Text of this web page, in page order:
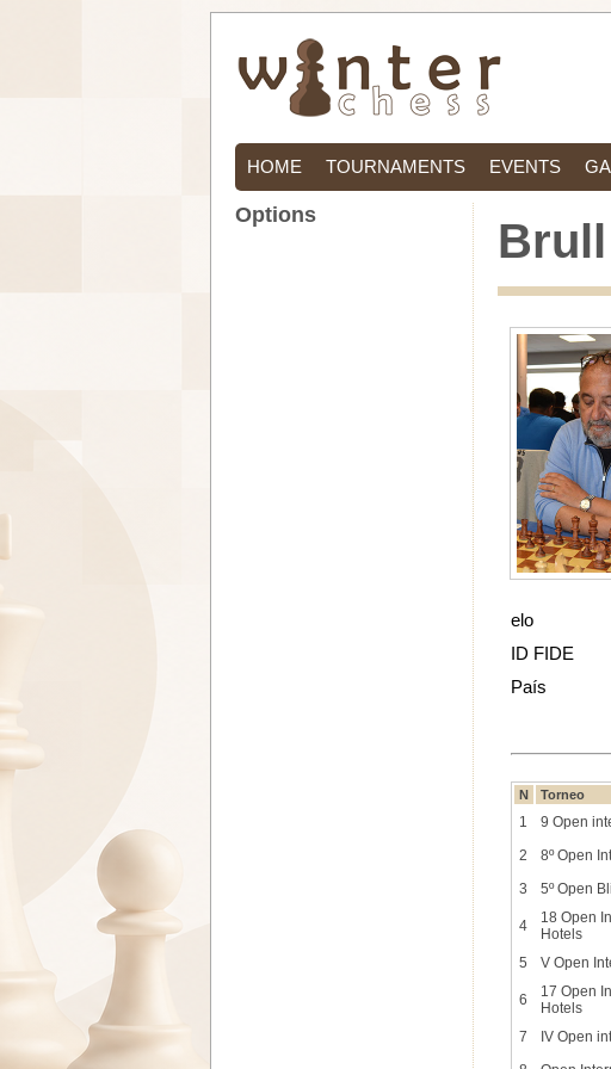
HOME TOURNAMENTS EVENTS
elo
ID FIDE
País
N Torneo
1 9 Open
2
8º Open
3
5º Open
4
18 Open
Hotels
5 V Open
6
17 Open
Hotels
7 IV Open
Options